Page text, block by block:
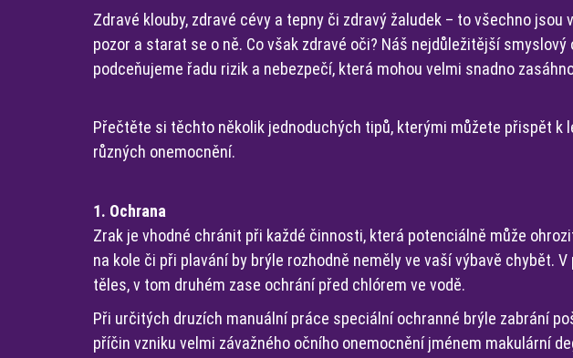
Zdravé klouby, zdravé cévy a tepny či zdravý žaludek – to všechno
pozor a starat se o ně. Co však zdravé oči? Náš nejdůležitější
podceňujeme řadu rizik a nebezpečí, která mohou velmi snadno
Přečtěte si těchto několik jednoduchých tipů, kterými můžete přispět k
různých onemocnění.
1. Ochrana
Zrak je vhodné chránit při každé činnosti, která potenciálně může
na kole či při plavání by brýle rozhodně neměly ve vaší výbavě chybět.
těles, v tom druhém zase ochrání před chlórem ve vodě.
Při určitých druzích manuální práce speciální ochranné brýle zabrání
příčin vzniku velmi závažného očního onemocnění jménem makulární